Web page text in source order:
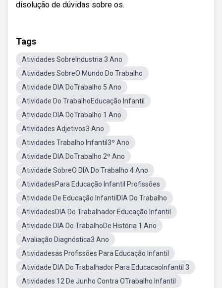
disolução de dúvidas sobre os.
Tags
Atividades SobreIndustria 3 Ano
Atividades SobreO Mundo Do Trabalho
Atividade DIA DoTrabalho 5 Ano
Atividade Do TrabalhoEducação Infantil
Atividade DIA DoTrabalho 1 Ano
Atividades Adjetivos3 Ano
Atividades Trabalho Infantil3º Ano
Atividade DIA DoTrabalho 2º Ano
Atividade SobreO DIA Do Trabalho 4 Ano
AtividadesPara Educação Infantil Profissões
Atividade De Educação InfantilDIA Do Trabalho
AtividadesDIA Do Trabalhador Educação Infantil
Atividade DIA Do TrabalhoDe História 1 Ano
Avaliação Diagnóstica3 Ano
Atividadesas Profissões Para Educação Infantil
Atividade DIA Do Trabalhador Para EducacaoInfantil 3
Atividades 12 De Junho Contra OTrabalho Infantil